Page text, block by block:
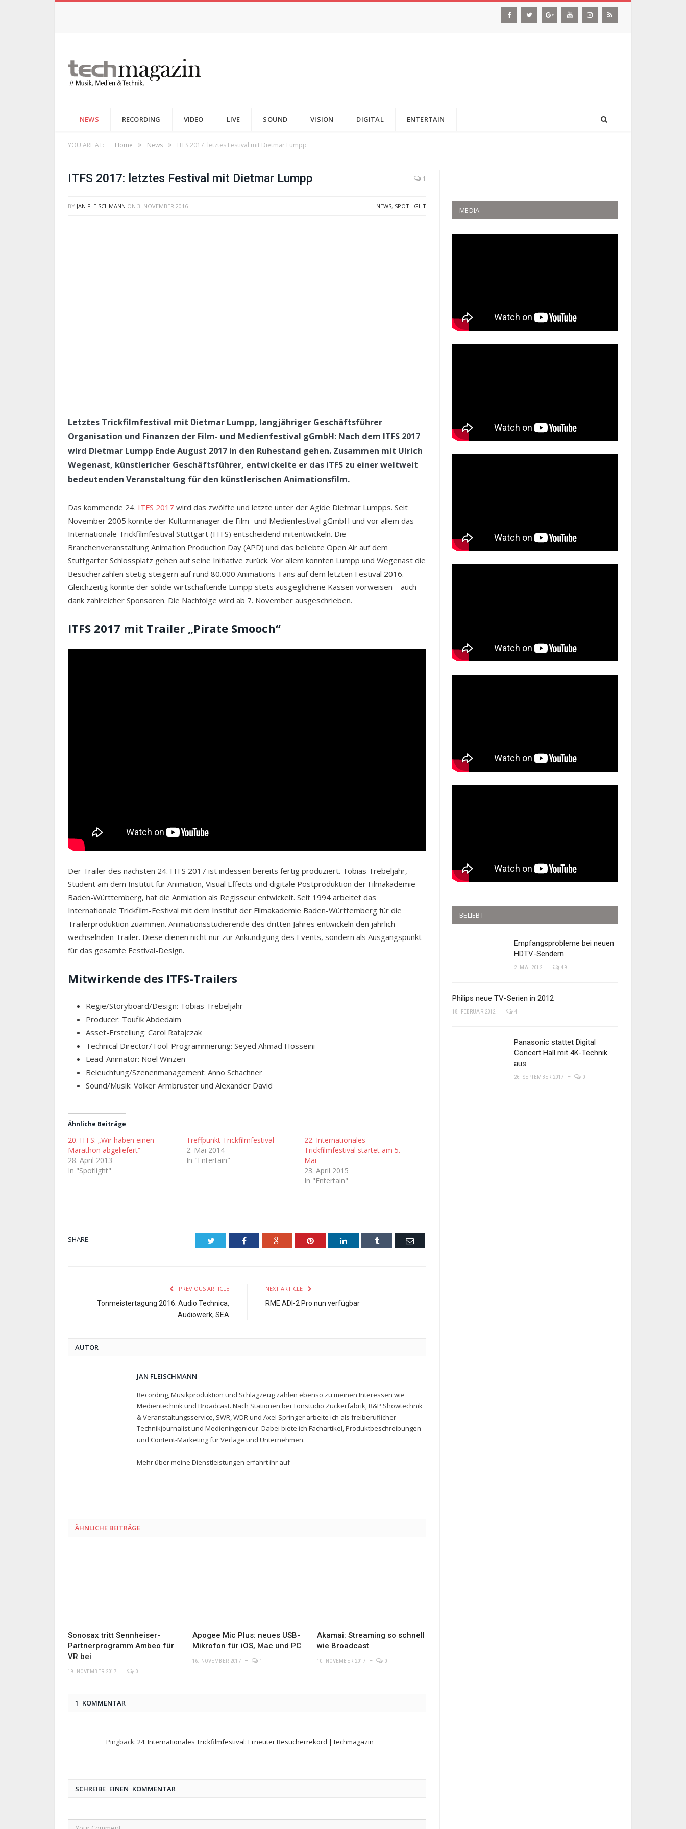
NEWS RECORDING VIDEO LIVE SOUND VISION DIGITAL ENTERTAIN
YOU ARE AT: Home » News » ITFS 2017: letztes Festival mit Dietmar Lumpp
ITFS 2017: letztes Festival mit Dietmar Lumpp 1
BY JAN FLEISCHMANN ON 3. NOVEMBER 2016 NEWS, SPOTLIGHT
Letztes Trickfilmfestival mit Dietmar Lumpp, langjähriger Geschäftsführer
Organisation und Finanzen der Film- und Medienfestival gGmbH: Nach dem ITFS 2017
wird Dietmar Lumpp Ende August 2017 in den Ruhestand gehen. Zusammen mit Ulrich
Wegenast, künstlericher Geschäftsführer, entwickelte er das ITFS zu einer weltweit
bedeutenden Veranstaltung für den künstlerischen Animationsfilm.
Das kommende 24. ITFS 2017 wird das zwölfte und letzte unter der Ägide Dietmar Lumpps. Seit
November 2005 konnte der Kulturmanager die Film- und Medienfestival gGmbH und vor allem das
Internationale Trickfilmfestival Stuttgart (ITFS) entscheidend mitentwickeln. Die
Branchenveranstaltung Animation Production Day (APD) und das beliebte Open Air auf dem
Stuttgarter Schlossplatz gehen auf seine Initiative zurück. Vor allem konnten Lumpp und Wegenast die
Besucherzahlen stetig steigern auf rund 80.000 Animations-Fans auf dem letzten Festival 2016.
Gleichzeitig konnte der solide wirtschaftende Lumpp stets ausgeglichene Kassen vorweisen – auch
dank zahlreicher Sponsoren. Die Nachfolge wird ab 7. November ausgeschrieben.
ITFS 2017 mit Trailer „Pirate Smooch“
Der Trailer des nächsten 24. ITFS 2017 ist indessen bereits fertig produziert. Tobias Trebeljahr,
Student am dem Institut für Animation, Visual Effects und digitale Postproduktion der Filmakademie
Baden-Württemberg, hat die Anmiation als Regisseur entwickelt. Seit 1994 arbeitet das
Internationale Trickfilm-Festival mit dem Institut der Filmakademie Baden-Württemberg für die
Trailerproduktion zuammen. Animationsstudierende des dritten Jahres entwickeln den jährlich
wechselnden Trailer. Diese dienen nicht nur zur Ankündigung des Events, sondern als Ausgangspunkt
für das gesamte Festival-Design.
Mitwirkende des ITFS-Trailers
Regie/Storyboard/Design: Tobias Trebeljahr
Producer: Toufik Abdedaim
Asset-Erstellung: Carol Ratajczak
Technical Director/Tool-Programmierung: Seyed Ahmad Hosseini
Lead-Animator: Noel Winzen
Beleuchtung/Szenenmanagement: Anno Schachner
Sound/Musik: Volker Armbruster und Alexander David
Ähnliche Beiträge
20. ITFS: „Wir haben einen
Marathon abgeliefert“
28. April 2013
In "Spotlight"
Treffpunkt Trickfilmfestival
2. Mai 2014
In "Entertain"
22. Internationales
Trickfilmfestival startet am 5.
Mai
23. April 2015
In "Entertain"
SHARE. Twitter Facebook Google+ Pinterest LinkedIn Tumblr Email
PREVIOUS ARTICLE
Tonmeistertagung 2016: Audio Technica,
Audiowerk, SEA
NEXT ARTICLE
RME ADI-2 Pro nun verfügbar
AUTOR
JAN FLEISCHMANN
Recording, Musikproduktion und Schlagzeug zählen ebenso zu meinen Interessen wie
Medientechnik und Broadcast. Nach Stationen bei Tonstudio Zuckerfabrik, R&P Showtechnik
& Veranstaltungsservice, SWR, WDR und Axel Springer arbeite ich als freiberuflicher
Technikjournalist und Medieningenieur. Dabei biete ich Fachartikel, Produktbeschreibungen
und Content-Marketing für Verlage und Unternehmen.
Mehr über meine Dienstleistungen erfahrt ihr auf
ÄHNLICHE BEITRÄGE
Sonosax tritt Sennheiser-
Partnerprogramm Ambeo für
VR bei
19. NOVEMBER 2017 0
Apogee Mic Plus: neues USB-
Mikrofon für iOS, Mac und PC
16. NOVEMBER 2017 1
Akamai: Streaming so schnell
wie Broadcast
10. NOVEMBER 2017 0
1 KOMMENTAR
Pingback: 24. Internationales Trickfilmfestival: Erneuter Besucherrekord | techmagazin
SCHREIBE EINEN KOMMENTAR
MEDIA
BELIEBT
Empfangsprobleme bei neuen
HDTV-Sendern
2. MAI 2012 49
Philips neue TV-Serien in 2012
18. FEBRUAR 2012 4
Panasonic stattet Digital
Concert Hall mit 4K-Technik
aus
26. SEPTEMBER 2017 0